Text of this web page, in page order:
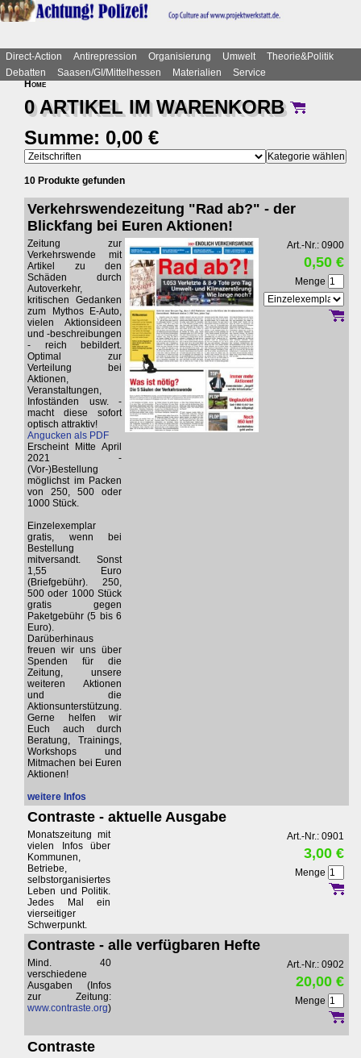
Direct-Action Antirepression Organisierung Umwelt
Theorie&Politik
Debatten
Saasen/GI/Mittelhessen Materialien
Service
Home
0 ARTIKEL IMWARENKORB
Summe: 0,00 €
10 Produkte gefunden
Verkehrswendezeitung "Rad ab?" - der
Blickfang bei Euren Aktionen!
Zeitung zur
Verkehrswende mit
Artikel zu den
Schäden durch
Autoverkehr,
kritischen Gedanken
zum Mythos E-Auto,
vielen Aktionsideen
und -beschreibungen
- reich bebildert.
Optimal zur
Verteilung bei
Aktionen,
Veranstaltungen,
Infoständen usw. -
macht diese sofort
optisch attraktiv!
Angucken als PDF
Erscheint Mitte April
2021 -
(Vor-)Bestellung
möglichst im Packen
von 250, 500 oder
1000 Stück.
Einzelexemplar
gratis, wenn bei
Bestellung
mitversandt. Sonst
1,55 Euro
(Briefgebühr). 250,
500 oder 1000 Stück
gratis gegen
Paketgebühr (5 bis 6
Euro).
Darüberhinaus
freuen wir uns über
Spenden für die
Zeitung, unsere
weiteren Aktionen
und die
Aktionsunterstützung.
Gerne helfen wir
Euch auch durch
Beratung, Trainings,
Workshops und
Mitmachen bei Euren
Aktionen!
weitere Infos
Art.-Nr.: 0900
0,50 €
Menge
Contraste - aktuelle Ausgabe
Monatszeitung mit
vielen Infos über
Kommunen,
Betriebe,
selbstorganisiertes
Leben und Politik.
Jedes Mal ein
vierseitiger
Schwerpunkt.
Art.-Nr.: 0901
3,00 €
Menge
Contraste - alle verfügbaren Hefte
Mind. 40
verschiedene
Ausgaben (Infos
zur Zeitung:
www.contraste.org)
Art.-Nr.: 0902
20,00 €
Menge
Contraste